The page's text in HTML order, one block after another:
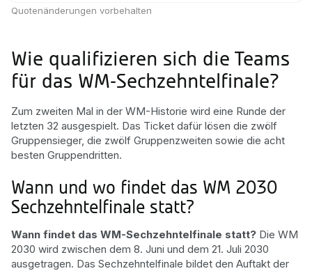
Quotenänderungen vorbehalten
Wie qualifizieren sich die Teams
für das WM-Sechzehntelfinale?
Zum zweiten Mal in der WM-Historie wird eine Runde der
letzten 32 ausgespielt. Das Ticket dafür lösen die zwölf
Gruppensieger, die zwölf Gruppenzweiten sowie die acht
besten Gruppendritten.
Wann und wo findet das WM 2030
Sechzehntelfinale statt?
Wann findet das WM-Sechzehntelfinale statt? Die WM
2030 wird zwischen dem 8. Juni und dem 21. Juli 2030
ausgetragen. Das Sechzehntelfinale bildet den Auftakt der